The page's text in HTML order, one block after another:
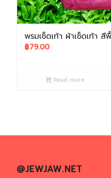
พรมเช็ดเท้า ผ้าเช็ดเท้า
฿79.00
Read more
@JEWJAW.NET